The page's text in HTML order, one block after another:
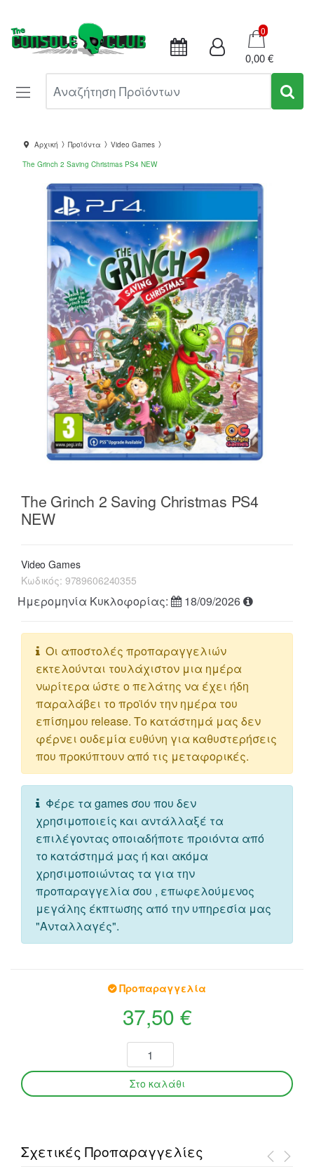
Καλάθι
0
0,00 €
Αρχική Προϊόντα
Video Games
The Grinch 2 Saving Christmas PS4 NEW
The Grinch 2 Saving Christmas PS4
NEW
Video Games
Κωδικός: 9789606240355
Ημερομηνία Κυκλοφορίας: 18/09/2026
Οι αποστολές προπαραγγελιών
εκτελούνται τουλάχιστον μια ημέρα
νωρίτερα ώστε ο πελάτης να έχει ήδη
παραλάβει το προϊόν την ημέρα του
επίσημου release. Το κατάστημά μας δεν
φέρνει ουδεμία ευθύνη για καθυστερήσεις
που προκύπτουν από τις μεταφορικές.
Φέρε τα games σου που δεν
χρησιμοποιείς και αντάλλαξέ τα
επιλέγοντας οποιαδήποτε προιόντα από
το κατάστημά μας ή και ακόμα
χρησιμοποιώντας τα για την
προπαραγγελία σου , επωφελούμενος
μεγάλης έκπτωσης από την υπηρεσία μας
"Ανταλλαγές".
Προπαραγγελία
37,50 €
Σχετικές Προπαραγγελίες